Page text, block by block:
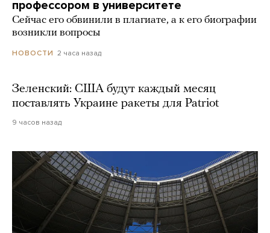
профессором в университете
Сейчас его обвинили в плагиате, а к его биографии
возникли вопросы
НОВОСТИ 2 часа назад
Зеленский: США будут каждый месяц
поставлять Украине ракеты для Patriot
9 часов назад